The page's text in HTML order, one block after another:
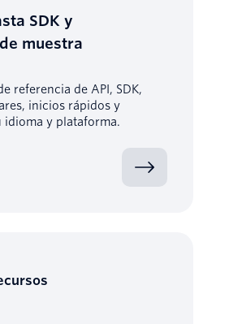
SDK y
muestra
referencia de API, SDK,
inicios rápidos y
idioma y plataforma.